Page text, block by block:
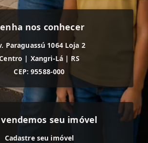
nos conhecer
Paraguassú 1064 Loja 2
| Xangri-Lá | RS
CEP: 95588-000
seu imóvel
Cadastre seu imóvel